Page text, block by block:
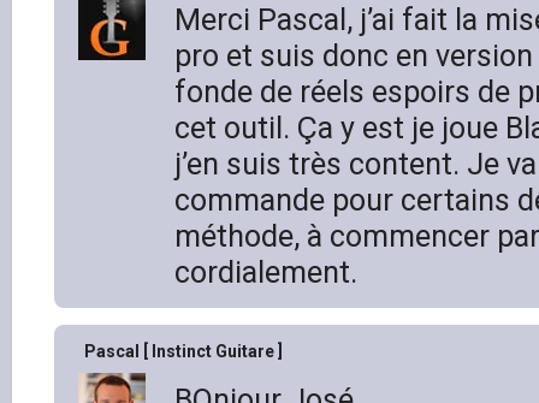
Merci Pascal, j’ai fait la
pro et suis donc en
fonde de réels espoirs de
cet outil. Ça y est je joue
j’en suis très content. Je
commande pour certains
méthode, à commencer
cordialement.
Pascal [ Instinct Guitare ]